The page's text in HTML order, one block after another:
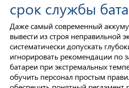
срок службы
Даже самый современный
вывести из строя неправильной
систематически допускать
игнорировать рекомендации по
батареи при экстремальных
обучить персонал простым